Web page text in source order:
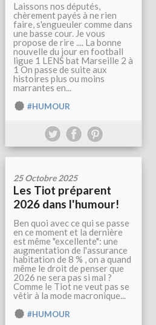
Laissons nos députés,
chèrement payés à ne rien
faire, s'engueuler comme dans
une basse cour. Je vous
propose de rire .... La bonne
nouvelle du jour en football
ligue 1 LENS bat Marseille 2 à
1 On passe de suite aux
histoires plus ou moins
marrantes en...
#HUMOUR
25 Octobre 2025
Les Tiot préparent
2026 dans l'humour!
Ben quoi avec ce qui se passe
en ce moment et la dernière
est même "excellente": une
augmentation de l'assurance
habitation de 8 % , on a quand
même le droit de penser que
2026 ne sera pas si mal ?
Comme le Tiot ne veut pas se
vêtir à la mode macronique...
#HUMOUR